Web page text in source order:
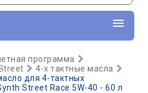
программа
4-х тактные масла
для 4-тактных
Street Race 5W-40 - 60 л